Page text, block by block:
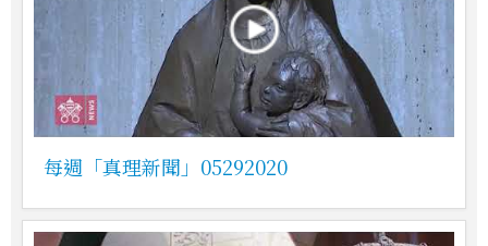
每週「真理新聞」05292020